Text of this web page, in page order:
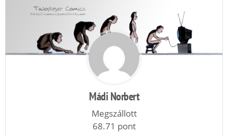
Mádi Norbert
Megszállott
68.71 pont